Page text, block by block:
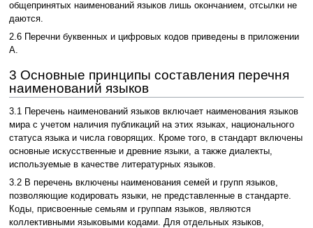
общепринятых наименований языков лишь окончанием, отсылки не
даются.
2.6 Перечни буквенных и цифровых кодов приведены в приложении
А.
3 Основные принципы составления перечня
наименований языков
3.1 Перечень наименований языков включает наименования языков
мира с учетом наличия публикаций на этих языках, национального
статуса языка и числа говорящих. Кроме того, в стандарт включены
основные искусственные и древние языки, а также диалекты,
используемые в качестве литературных языков.
3.2 В перечень включены наименования семей и групп языков,
позволяющие кодировать языки, не представленные в стандарте.
Коды, присвоенные семьям и группам языков, являются
коллективными языковыми кодами. Для отдельных языков,